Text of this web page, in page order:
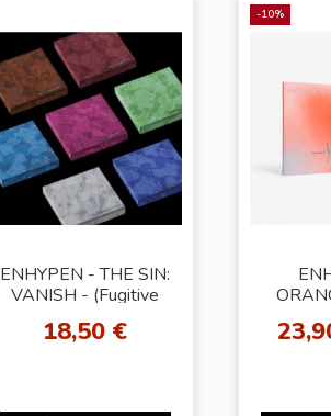
ENHYPEN - THE SIN:
VANISH - (Fugitive
Random)
18,50 €
-10%